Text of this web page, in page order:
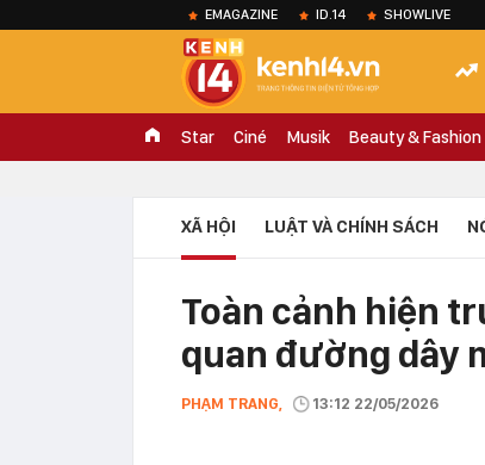
EMAGAZINE ID.14 SHOWLIVE
Star Ciné Musik Beauty & Fashion
XÃ HỘI LUẬT VÀ CHÍNH SÁCH
Toàn cảnh hiện
quan đường dây
PHẠM TRANG, 13:12 22/05/2026